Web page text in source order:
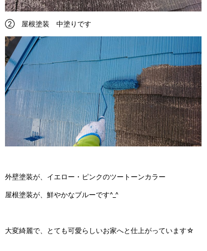
② 屋根塗装 中塗りです
外壁塗装が、イエロー・ピンクのツートーンカラー
屋根塗装が、鮮やかなブルーです^_^
大変綺麗で、とても可愛らしいお家へと仕上がっています☆